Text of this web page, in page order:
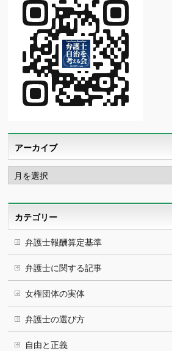
アーカイブ
ア
ー
カ
カテゴリー
弁護士報酬算定基準
弁護士に関する記事
女権団体の実体
弁護士の選び方
自由と正義